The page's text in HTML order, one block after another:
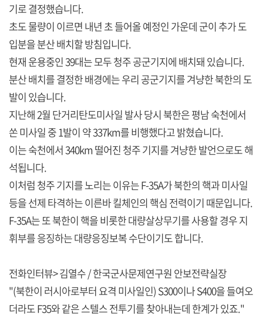
기로 결정했습니다.
초도 물량이 이르면 내년 초 들어올 예정인 가운데 군이 추가 도
입분을 분산 배치할 방침입니다.
현재 운용중인 39대는 모두 청주 공군기지에 배치돼 있습니다.
분산 배치를 결정한 배경에는 우리 공군기지를 겨냥한 북한의 도
발이 있습니다.
지난해 2월 단거리탄도미사일 발사 당시 북한은 평남 숙천에서
쏜 미사일 중 1발이 약 337km를 비행했다고 밝혔습니다.
이는 숙천에서 340km 떨어진 청주 기지를 겨냥한 발언으로도 해
석됩니다.
이처럼 청주 기지를 노리는 이유는 F-35A가 북한의 핵과 미사일
등을 선제 타격하는 이른바 킬체인의 핵심 전력이기 때문입니다.
F-35A는 또 북한이 핵을 비롯한 대량살상무기를 사용할 경우 지
휘부를 응징하는 대량응징보복 수단이기도 합니다.
전화인터뷰> 김열수 / 한국군사문제연구원 안보전략실장
"(북한이 러시아로부터 요격 미사일인) S300이나 S400을 들여오
더라도 F35와 같은 스텔스 전투기를 찾아내는데 한계가 있죠."